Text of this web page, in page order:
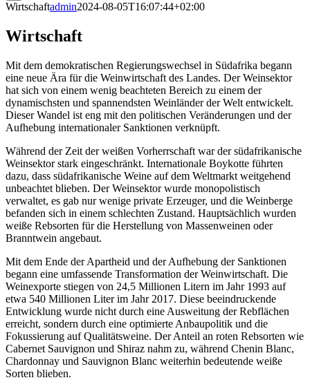
Wirtschaftadmin2024-08-05T16:07:44+02:00
Wirtschaft
Mit dem demokratischen Regierungswechsel in Südafrika begann
eine neue Ära für die Weinwirtschaft des Landes. Der Weinsektor
hat sich von einem wenig beachteten Bereich zu einem der
dynamischsten und spannendsten Weinländer der Welt entwickelt.
Dieser Wandel ist eng mit den politischen Veränderungen und der
Aufhebung internationaler Sanktionen verknüpft.
Während der Zeit der weißen Vorherrschaft war der südafrikanische
Weinsektor stark eingeschränkt. Internationale Boykotte führten
dazu, dass südafrikanische Weine auf dem Weltmarkt weitgehend
unbeachtet blieben. Der Weinsektor wurde monopolistisch
verwaltet, es gab nur wenige private Erzeuger, und die Weinberge
befanden sich in einem schlechten Zustand. Hauptsächlich wurden
weiße Rebsorten für die Herstellung von Massenweinen oder
Branntwein angebaut.
Mit dem Ende der Apartheid und der Aufhebung der Sanktionen
begann eine umfassende Transformation der Weinwirtschaft. Die
Weinexporte stiegen von 24,5 Millionen Litern im Jahr 1993 auf
etwa 540 Millionen Liter im Jahr 2017. Diese beeindruckende
Entwicklung wurde nicht durch eine Ausweitung der Rebflächen
erreicht, sondern durch eine optimierte Anbaupolitik und die
Fokussierung auf Qualitätsweine. Der Anteil an roten Rebsorten wie
Cabernet Sauvignon und Shiraz nahm zu, während Chenin Blanc,
Chardonnay und Sauvignon Blanc weiterhin bedeutende weiße
Sorten blieben.